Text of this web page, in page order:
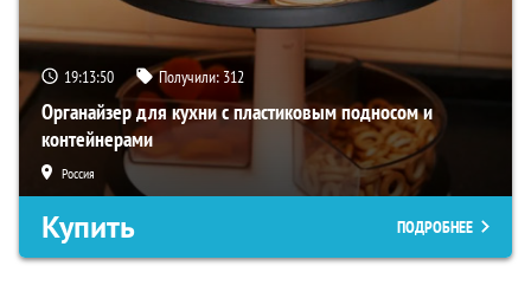
19:13:49 Получили: 312
Органайзер для кухни с пластиковым подносом и
контейнерами
Россия
Купить ПОДРОБНЕЕ